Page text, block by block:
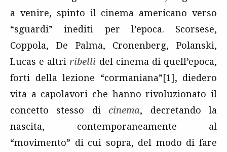
a venire, spinto il cinema americano verso
“sguardi” inediti per l’epoca. Scorsese,
Coppola, De Palma, Cronenberg, Polanski,
Lucas e altriribelli del cinema di quell’epoca,
forti della lezione “cormaniana”[1], diedero
vita a capolavori che hanno rivoluzionato il
concetto stesso dicinema, decretando la
nascita, contemporaneamente al
“movimento” di cui sopra, del modo di fare